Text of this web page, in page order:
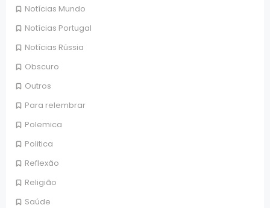
Notícias Mundo
Notícias Portugal
Notícias Rússia
Obscuro
Outros
Para relembrar
Polemica
Politica
Reflexão
Religião
Saúde